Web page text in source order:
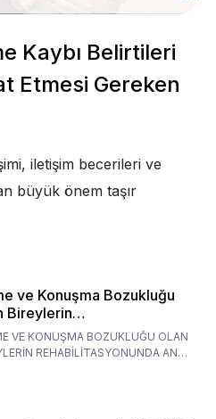
Kaybı Belirtileri
Etmesi Gereken
iletişim becerileri ve
büyük önem taşır
ve Konuşma Bozukluğu
Bireylerin
Ana
Tutumları
VE KONUŞMA BOZUKLUĞU OLAN
REHABİLİTASYONUNDA ANA